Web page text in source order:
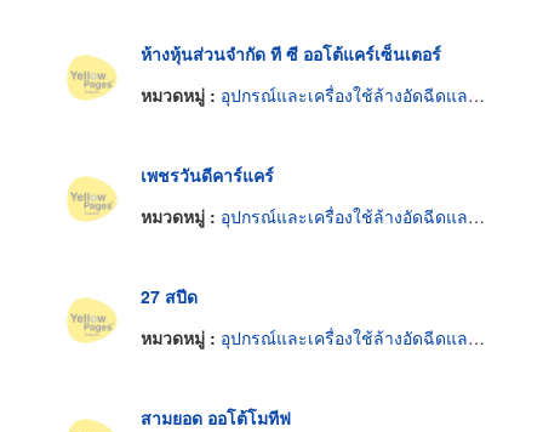
ห้างหุ้นส่วนจำกัด ที ซี ออโต้แคร์เซ็นเตอร์
หมวดหมู่ : อุปกรณ์และเครื่องใช้ล้างอัดฉีดและขัดมันรถยนต์
เพชรวันดีคาร์แคร์
หมวดหมู่ : อุปกรณ์และเครื่องใช้ล้างอัดฉีดและขัดมันรถยนต์
27 สปีด
หมวดหมู่ : อุปกรณ์และเครื่องใช้ล้างอัดฉีดและขัดมันรถยนต์
สามยอด ออโต้โมทีฟ